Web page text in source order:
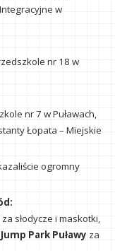
w
nr 18 w
nr 7 w Puławach,
Łopata – Miejskie
ogromny
za słodycze i maskotki,
Park Puławy za